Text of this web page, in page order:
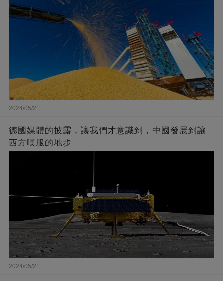
2024/05/21
德國媒體的披露，讓我們才意識到，中國發展到讓
西方嘆服的地步
2024/05/21